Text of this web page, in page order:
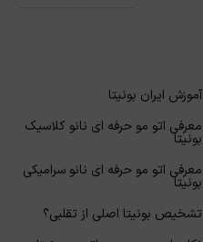
آموزش ایران بونیتا
معرفی اتو مو حرفه ای نانو کلاسیک
بونیتا
معرفی اتو مو حرفه ای نانو سرامیکی
بونیتا
تشخیص بونیتا اصلی از تقلبی؟